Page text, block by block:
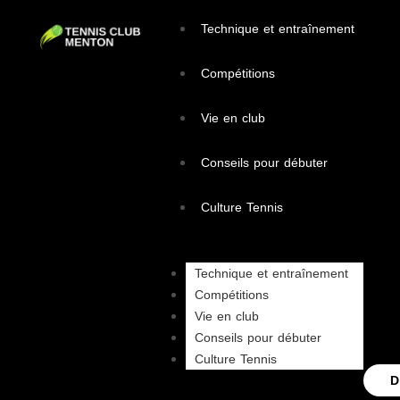
Technique et entraînement
Compétitions
Vie en club
Conseils pour débuter
Culture Tennis
Technique et entraînement
Compétitions
Vie en club
Conseils pour débuter
Culture Tennis